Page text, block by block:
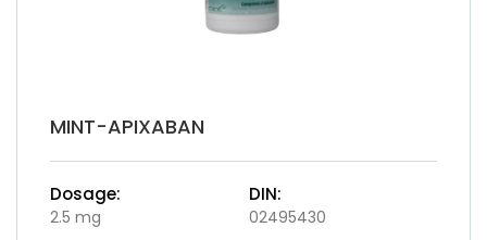
MINT-APIXABAN
Dosage:
2.5 mg
DIN:
02495430